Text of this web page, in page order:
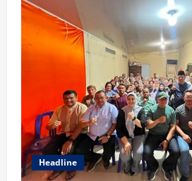
Headline